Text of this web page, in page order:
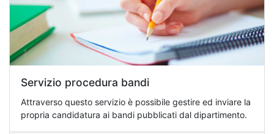
Servizio procedura bandi
Attraverso questo servizio è possibile gestire ed inviare la
propria candidatura ai bandi pubblicati dal dipartimento.